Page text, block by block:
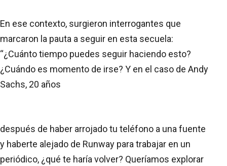
En ese contexto, surgieron interrogantes que
marcaron la pauta a seguir en esta secuela:
“¿Cuánto tiempo puedes seguir haciendo esto?
¿Cuándo es momento de irse? Y en el caso de Andy
Sachs, 20 años
después de haber arrojado tu teléfono a una fuente
y haberte alejado de Runway para trabajar en un
periódico, ¿qué te haría volver? Queríamos explorar